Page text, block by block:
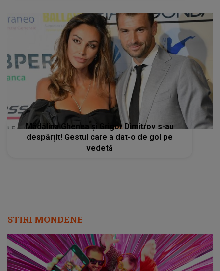
Mădălina Ghenea și Grigor Dimitrov s-au
despărțit! Gestul care a dat-o de gol pe
vedetă
STIRI MONDENE